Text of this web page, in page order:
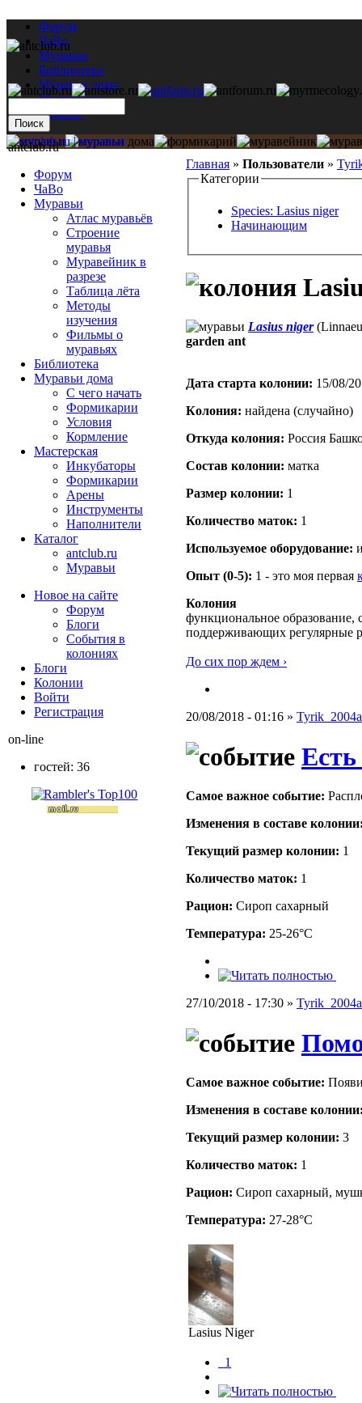
Форум
ЧаВо
Муравьи
Библиотека
Муравьи дома
Мастерская
Каталог
Главная » Пользователи »
Категории
Species: Lasius niger
Начинающим
Lasius niger
garden ant
Дата старта кoлонии: 15/08/
Кoлония: найдена (случайно)
Откуда кoлония: Россия
Состав кoлонии: матка
Размер кoлонии: 1
Количество маток: 1
Используемое оборудование:
Опыт (0-5): 1 - это моя первая
Колония
функциональное образование,
поддерживающих регулярные
До сих пор ждем ›
20/08/2018 - 01:16 » Tyrik_2004a
Самое важное событие:
Изменения в составе
Текущий размер кoлонии: 1
Количество маток: 1
Рацион: Сироп сахарный
Температура: 25-26°C
27/10/2018 - 17:30 » Tyrik_2004a
Самое важное событие:
Изменения в составе
Текущий размер кoлонии: 3
Количество маток: 1
Рацион: Сироп сахарный,
Температура: 27-28°C
Lasius Niger
_1
antclub.ru
Форум
ЧаВо
Муравьи
Атлас муравьёв
Строение
муравья
Муравейник в
разрезе
Таблица лёта
Методы
изучения
Фильмы о
муравьях
Библиотека
Муравьи дома
С чего начать
Формикарии
Условия
Кормление
Мастерская
Инкубаторы
Формикарии
Арены
Инструменты
Наполнители
Каталог
antclub.ru
Муравьи
Новое на сайте
Форум
Блоги
События в
колониях
Блоги
Колонии
Войти
Peгиcтpaция
on-line
гостей: 36